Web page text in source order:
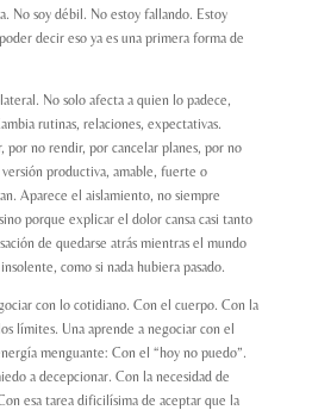
No soy débil. No estoy fallando. Estoy
decir eso ya es una primera forma de
No solo afecta a quien lo padece,
rutinas, relaciones, expectativas.
por no rendir, por cancelar planes, por no
productiva, amable, fuerte o
Aparece el aislamiento, no siempre
porque explicar el dolor cansa casi tanto
de quedarse atrás mientras el mundo
como si nada hubiera pasado.
con lo cotidiano. Con el cuerpo. Con la
límites. Una aprende a negociar con el
menguante: Con el “hoy no puedo”.
a decepcionar. Con la necesidad de
esa tarea dificilísima de aceptar que la